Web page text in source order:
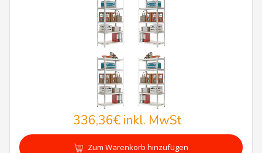
336,36€inkl. MwSt
Zum Warenkorb hinzufügen